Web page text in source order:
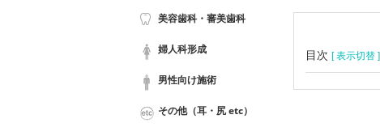
目次 [ 表示切替 ]
美容歯科・審美歯科
婦人科形成
男性向け施術
その他（耳・尻 etc）